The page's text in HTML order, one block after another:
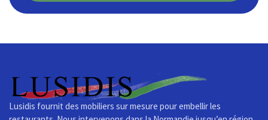
Lusidis fournit des mobiliers sur mesure pour embellir les